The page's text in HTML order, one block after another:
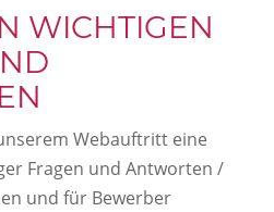
WICHTIGEN
Webauftritt eine
Fragen und Antworten /
und für Bewerber